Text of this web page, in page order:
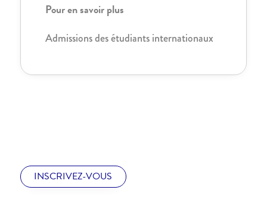
Pour en savoir plus
Admissions des étudiants internationaux
INSCRIVEZ-VOUS